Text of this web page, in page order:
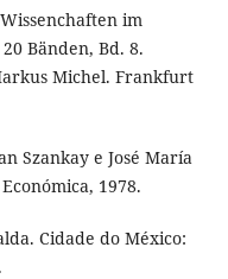
im
Bänden, Bd. 8.
Michel. Frankfurt
Szankay e José María
1978.
Cidade do México: